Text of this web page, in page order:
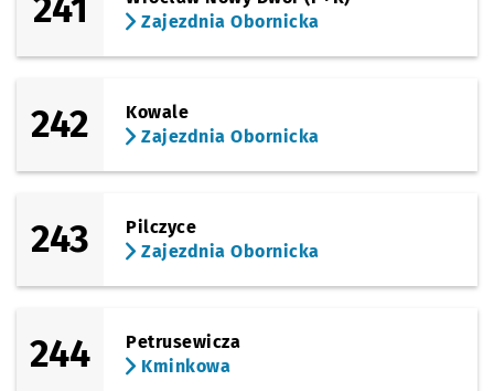
241
Zajezdnia Obornicka
242
Kowale
Zajezdnia Obornicka
243
Pilczyce
Zajezdnia Obornicka
244
Petrusewicza
Kminkowa